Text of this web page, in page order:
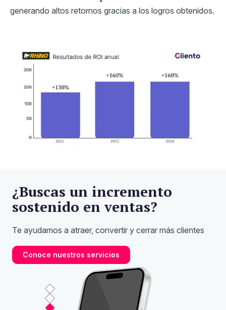
generando altos retornos gracias a los logros obtenidos.
¿Buscas un incremento
sostenido en ventas?
Te ayudamos a atraer, convertir y cerrar más clientes
Conoce nuestros servicios